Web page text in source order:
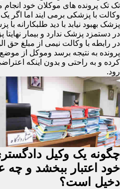
تک تک پرونده های موکلان خود
وکالت با پزشکی برمی ایند اما اگر
پزشک بهبود نیابد با دید طلبکارانه
در دستمزد پزشک ندارد و بیمار
در رابطه با وکالت نیمی از مبلغ حق
پرونده به نتیجه برسد وموکل از
کرده و به راحتی و بدون اینکه
رود.
چگونه یک وکیل
خود اعتبار ببخشد و چه
دخیل است؟